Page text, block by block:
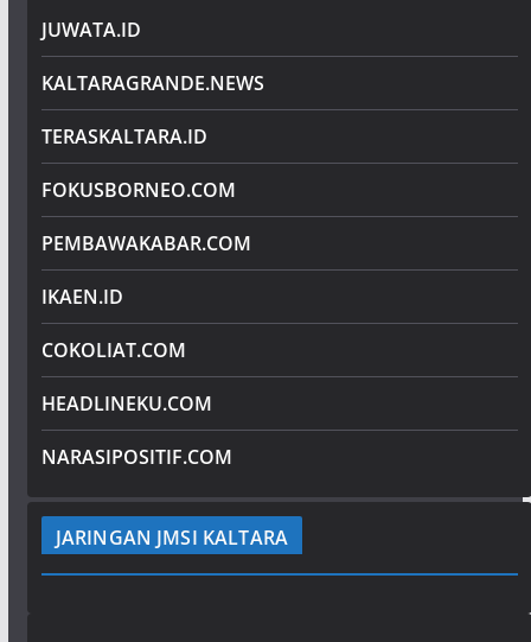
JUWATA.ID
KALTARAGRANDE.NEWS
TERASKALTARA.ID
FOKUSBORNEO.COM
PEMBAWAKABAR.COM
IKAEN.ID
COKOLIAT.COM
HEADLINEKU.COM
NARASIPOSITIF.COM
JARINGAN JMSI KALTARA